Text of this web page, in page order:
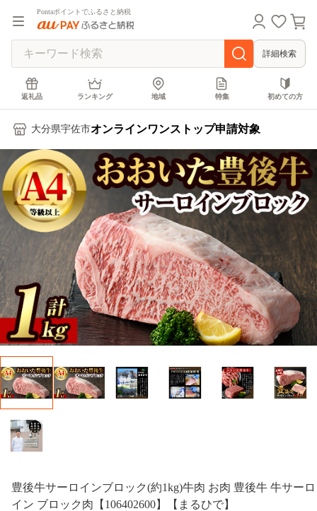
Pontaポイントでふるさと納税
詳細検索
返礼品 ランキング 地域 特集 初めての方
大分県宇佐市オンラインワンストップ申請対象
豊後牛サーロインブロック(約1kg)牛肉 お肉 豊後牛 牛サーロ
イン ブロック肉【106402600】【まるひで】